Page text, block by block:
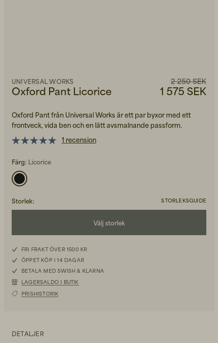
Oxford Pant Licorice
UNIVERSAL WORKS 2 250 SEK
1 575 SEK
Oxford Pant från Universal Works är ett par byxor med ett
frontveck, vida ben och en lätt avsmalnande passform.
1 recension
Färg: Licorice
Storlek: STORLEKSGUIDE
Välj storlek
W32
FRI FRAKT ÖVER 1500 KR
ÖPPET KÖP I 14 DAGAR
BETALA MED SWISH & KLARNA
LAGERSALDO I BUTIK
PRISHISTORIK
DETALJER